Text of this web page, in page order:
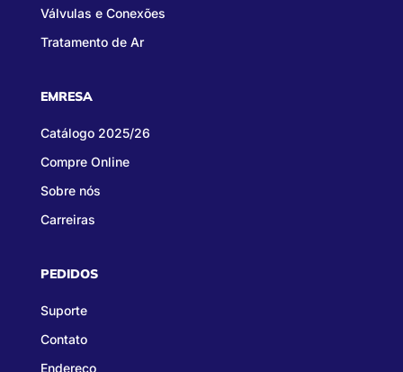
Válvulas e Conexões
Tratamento de Ar
EMRESA
Catálogo 2025/26
Compre Online
Sobre nós
Carreiras
PEDIDOS
Suporte
Contato
Endereço